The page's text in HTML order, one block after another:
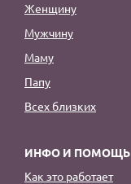
Женщину
Мужчину
Маму
Папу
Всех близких
ИНФО И ПОМОЩЬ
Как это работает